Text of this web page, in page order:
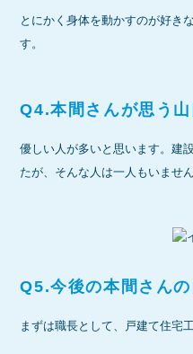
とにかく身体を動かすのが好き
す。
Q4.本間さんが思う
優しい人が多いと思います。建
たが、そんな人は一人もいません
Q5.今後の本間さん
まずは職長として、戸建て住宅